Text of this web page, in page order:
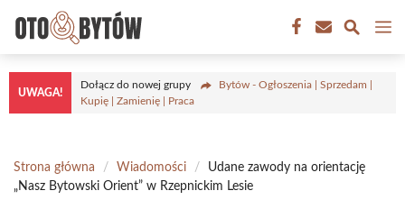
treści
UWAGA!
Dołącz do nowej grupy
Bytów - Ogłoszenia | Sprzedam |
Kupię | Zamienię | Praca
Strona główna / Wiadomości /
Udane zawody na orientację
„Nasz Bytowski Orient” w Rzepnickim Lesie